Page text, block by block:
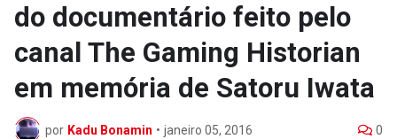
do documentário feito pelo
canal The Gaming Historian
em memória de Satoru Iwata
por Kadu Bonamin • janeiro 05, 2016 0